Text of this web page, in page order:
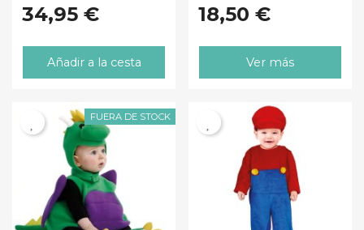
34,95 €
Añadir a la cesta
18,50 €
Ver más
FUERA DE STOCK